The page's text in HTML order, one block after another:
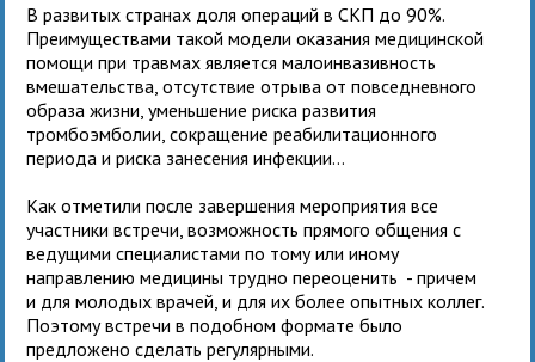
В развитых странах доля операций в СКП до 90%.
Преимуществами такой модели оказания медицинской
помощи при травмах является малоинвазивность
вмешательства, отсутствие отрыва от повседневного
образа жизни, уменьшение риска развития
тромбоэмболии, сокращение реабилитационного
периода и риска занесения инфекции…
Как отметили после завершения мероприятия все
участники встречи, возможность прямого общения с
ведущими специалистами по тому или иному
направлению медицины трудно переоценить - причем
и для молодых врачей, и для их более опытных коллег.
Поэтому встречи в подобном формате было
предложено сделать регулярными.